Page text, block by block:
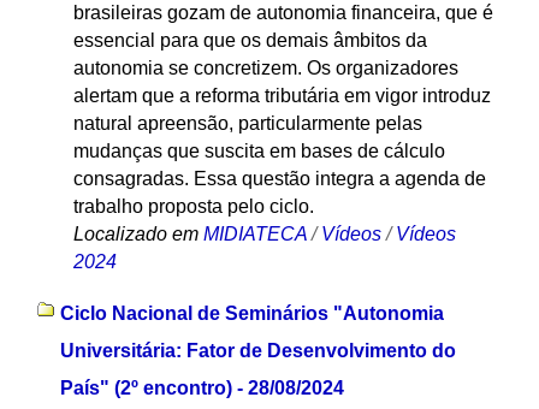
brasileiras gozam de autonomia financeira, que é
essencial para que os demais âmbitos da
autonomia se concretizem. Os organizadores
alertam que a reforma tributária em vigor introduz
natural apreensão, particularmente pelas
mudanças que suscita em bases de cálculo
consagradas. Essa questão integra a agenda de
trabalho proposta pelo ciclo.
Localizado em MIDIATECA /Vídeos /Vídeos
2024
Ciclo Nacional de Seminários "Autonomia
Universitária: Fator de Desenvolvimento do
País" (2º encontro) - 28/08/2024